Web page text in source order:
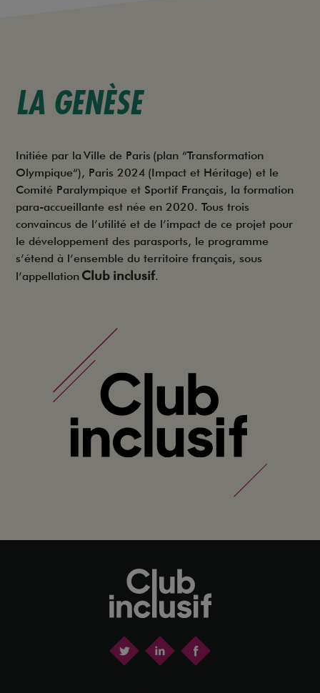
LA GENÈSE
Initiée par la Ville de Paris (plan “Transformation
Olympique“), Paris 2024 (Impact et Héritage) et le
Comité Paralympique et Sportif Français, la formation
para-accueillante est née en 2020. Tous trois
convaincus de l’utilité et de l’impact de ce projet pour
le développement des parasports, le programme
s’étend à l’ensemble du territoire français, sous
l’appellation Club inclusif.